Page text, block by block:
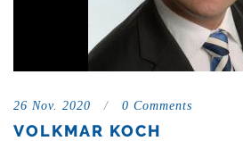
26 Nov. 2020 / 0 Comments
VOLKMAR KOCH